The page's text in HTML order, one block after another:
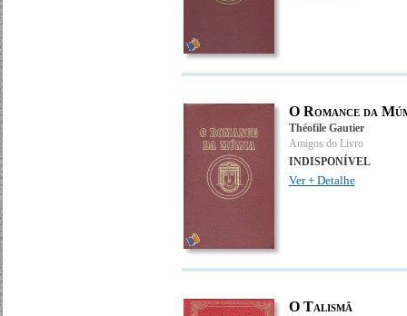
O Romance da
Théofile Gautier
Amigos do Livro
INDISPONÍVEL
Ver + Detalhe
O Talismã